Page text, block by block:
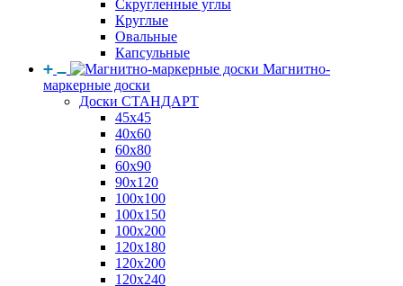
Скругленные углы
Круглые
Овальные
Капсульные
Магнитно-
маркерные доски
Доски СТАНДАРТ
45x45
40x60
60x80
60x90
90x120
100x100
100x150
100x200
120x180
120x200
120x240